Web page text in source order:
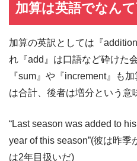
加算は英語でなん
加算の英訳としては『
れ『add』は口語など砕けた
『sum』や『increment』も
は合計、後者は増分という意
“Last season was added to
year of this season”(彼は昨
は2年目扱いだ)